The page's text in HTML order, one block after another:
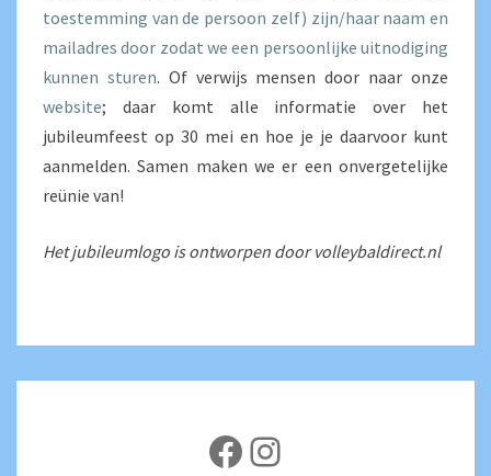
toestemming van de persoon zelf) zijn/haar naam en
mailadres door zodat we een persoonlijke uitnodiging
kunnen sturen. Of verwijs mensen door naar onze
website; daar komt alle informatie over het
jubileumfeest op 30 mei en hoe je je daarvoor kunt
aanmelden. Samen maken we er een onvergetelijke
reünie van!
Het jubileumlogo is ontworpen door volleybaldirect.nl
Facebook
Instagram